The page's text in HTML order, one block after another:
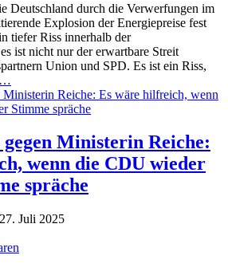
Deutschland durch die Verwerfungen im
Explosion der Energiepreise fest
tiefer Riss innerhalb der
ist nicht nur der erwartbare Streit
Union und SPD. Es ist ein Riss,
…
gegen Ministerin Reiche:
wenn die CDU wieder
spräche
27. Juli 2025